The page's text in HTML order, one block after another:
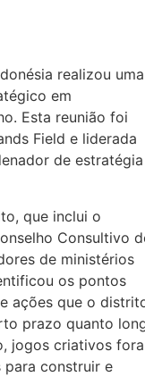
realizou uma
em
Esta reunião foi
Field e liderada
de estratégia
que inclui o
Consultivo
de ministérios
os pontos
ações que o
prazo quanto
jogos criativos
construir e